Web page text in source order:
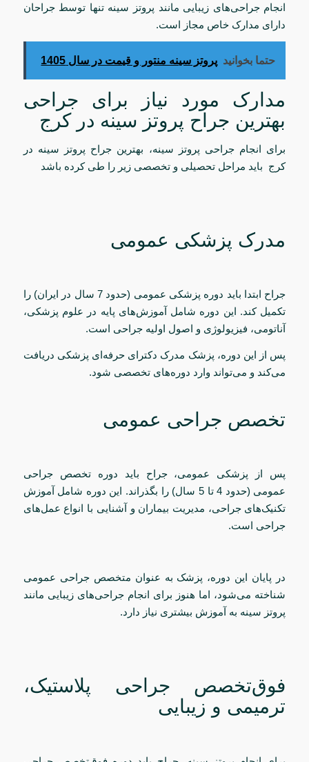
انجام جراحی‌های زیبایی مانند پروتز سینه تنها توسط جراحان
دارای مدارک خاص مجاز است.
حتما بخوانید پروتز سینه منتور و قیمت در سال 1405
مدارک مورد نیاز برای جراحی
بهترین جراح پروتز سینه در کرج
برای انجام جراحی پروتز سینه، بهترین جراح پروتز سینه در
کرج باید مراحل تحصیلی و تخصصی زیر را طی کرده باشد
مدرک پزشکی عمومی
جراح ابتدا باید دوره پزشکی عمومی (حدود 7 سال در ایران) را
تکمیل کند. این دوره شامل آموزش‌های پایه در علوم پزشکی،
آناتومی، فیزیولوژی و اصول اولیه جراحی است.
پس از این دوره، پزشک مدرک دکترای حرفه‌ای پزشکی دریافت
می‌کند و می‌تواند وارد دوره‌های تخصصی شود.
تخصص جراحی عمومی
پس از پزشکی عمومی، جراح باید دوره تخصص جراحی
عمومی (حدود 4 تا 5 سال) را بگذراند. این دوره شامل آموزش
تکنیک‌های جراحی، مدیریت بیماران و آشنایی با انواع عمل‌های
جراحی است.
در پایان این دوره، پزشک به عنوان متخصص جراحی عمومی
شناخته می‌شود، اما هنوز برای انجام جراحی‌های زیبایی مانند
پروتز سینه به آموزش بیشتری نیاز دارد.
فوق‌تخصص جراحی پلاستیک،
ترمیمی و زیبایی